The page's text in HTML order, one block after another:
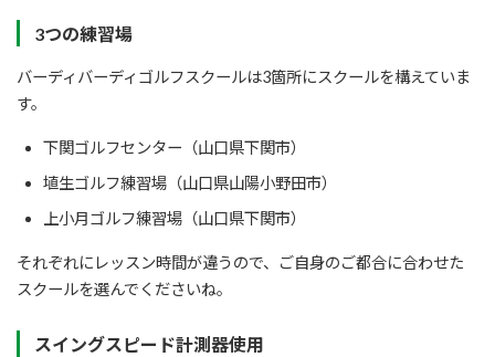
3つの練習場
バーディバーディゴルフスクールは3箇所にスクールを構えていま
す。
下関ゴルフセンター（山口県下関市）
埴生ゴルフ練習場（山口県山陽小野田市）
上小月ゴルフ練習場（山口県下関市）
それぞれにレッスン時間が違うので、ご自身のご都合に合わせた
スクールを選んでくださいね。
スイングスピード計測器使用